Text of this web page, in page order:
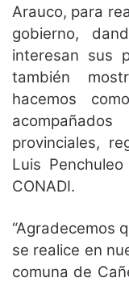
Arauco, para
gobierno,
interesan sus
también
hacemos
provinciales,
Luis
CONADI.
“Agradecemos
se realice en
comuna de